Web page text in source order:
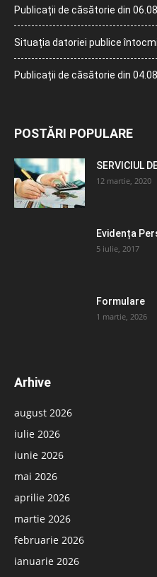
Publicații de căsătorie din
Situația datoriei publice
Publicații de căsătorie din
POSTĂRI POPULARE
SERVICIUL
12 martie, 2020
Evidența
5 iulie, 2017
Formulare
1 martie, 2026
Arhive
august 2026
iulie 2026
iunie 2026
mai 2026
aprilie 2026
martie 2026
februarie 2026
ianuarie 2026